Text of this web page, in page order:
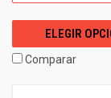
ELEGIR
Comparar